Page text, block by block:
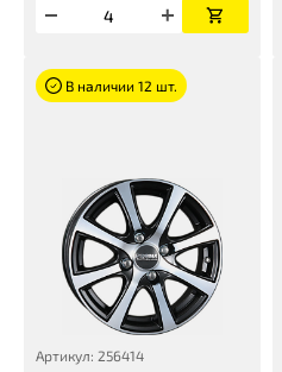
В наличии 12 шт.
Артикул: 256414